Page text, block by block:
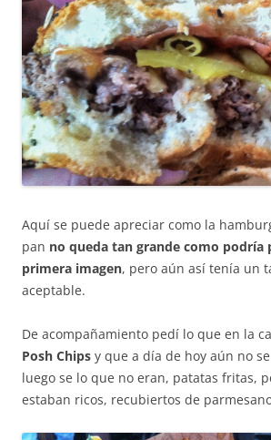
Aquí se puede apreciar como la
pan no queda tan grande como podría
primera imagen, pero aún así tenía un
aceptable.
De acompañamiento pedí lo que en la
Posh Chips y que a día de hoy aún no
luego se lo que no eran, patatas fritas,
estaban ricos, recubiertos de